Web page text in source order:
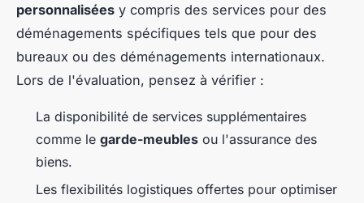
personnalisées y compris des services pour des
déménagements spécifiques tels que pour des
bureaux ou des déménagements internationaux.
Lors de l'évaluation, pensez à vérifier :
La disponibilité de services supplémentaires
comme le garde-meubles ou l'assurance des
biens.
Les flexibilités logistiques offertes pour optimiser